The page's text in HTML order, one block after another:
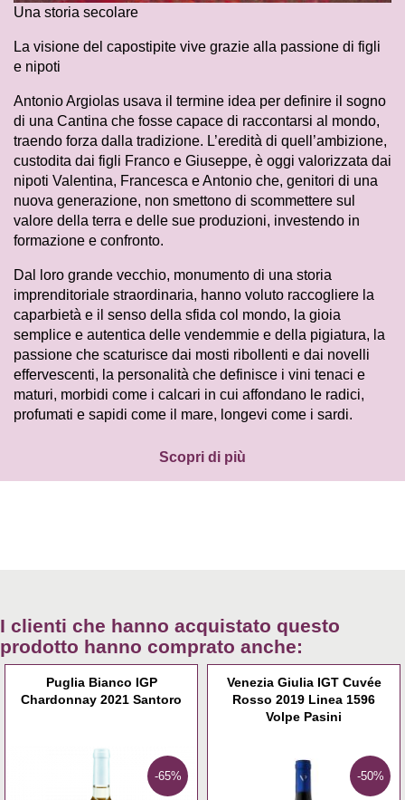
Una storia secolare
La visione del capostipite vive grazie alla passione di figli
e nipoti
Antonio Argiolas usava il termine idea per definire il sogno
di una Cantina che fosse capace di raccontarsi al mondo,
traendo forza dalla tradizione. L’eredità di quell’ambizione,
custodita dai figli Franco e Giuseppe, è oggi valorizzata dai
nipoti Valentina, Francesca e Antonio che, genitori di una
nuova generazione, non smettono di scommettere sul
valore della terra e delle sue produzioni, investendo in
formazione e confronto.
Dal loro grande vecchio, monumento di una storia
imprenditoriale straordinaria, hanno voluto raccogliere la
caparbietà e il senso della sfida col mondo, la gioia
semplice e autentica delle vendemmie e della pigiatura, la
passione che scaturisce dai mosti ribollenti e dai novelli
effervescenti, la personalità che definisce i vini tenaci e
maturi, morbidi come i calcari in cui affondano le radici,
profumati e sapidi come il mare, longevi come i sardi.
Scopri di più
I clienti che hanno acquistato questo
prodotto hanno comprato anche:
Puglia Bianco IGP
Chardonnay 2021 Santoro
-65%
Venezia Giulia IGT Cuvée
Rosso 2019 Linea 1596
Volpe Pasini
-50%